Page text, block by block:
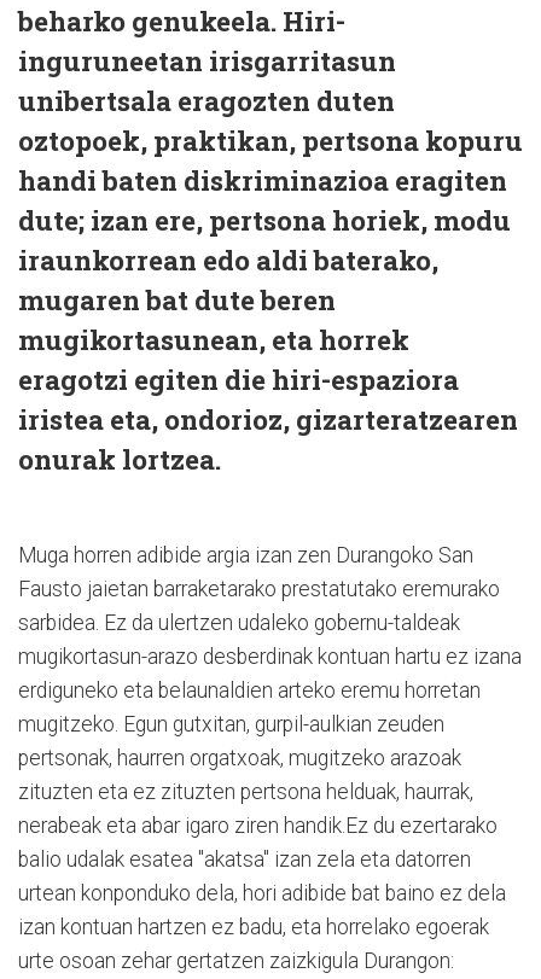
beharko genukeela. Hiri-
inguruneetan irisgarritasun
unibertsala eragozten duten
oztopoek, praktikan, pertsona kopuru
handi baten diskriminazioa eragiten
dute; izan ere, pertsona horiek, modu
iraunkorrean edo aldi baterako,
mugaren bat dute beren
mugikortasunean, eta horrek
eragotzi egiten die hiri-espaziora
iristea eta, ondorioz, gizarteratzearen
onurak lortzea.
Muga horren adibide argia izan zen Durangoko San
Fausto jaietan barraketarako prestatutako eremurako
sarbidea. Ez da ulertzen udaleko gobernu-taldeak
mugikortasun-arazo desberdinak kontuan hartu ez izana
erdiguneko eta belaunaldien arteko eremu horretan
mugitzeko. Egun gutxitan, gurpil-aulkian zeuden
pertsonak, haurren orgatxoak, mugitzeko arazoak
zituzten eta ez zituzten pertsona helduak, haurrak,
nerabeak eta abar igaro ziren handik.Ez du ezertarako
balio udalak esatea "akatsa" izan zela eta datorren
urtean konponduko dela, hori adibide bat baino ez dela
izan kontuan hartzen ez badu, eta horrelako egoerak
urte osoan zehar gertatzen zaizkigula Durangon: